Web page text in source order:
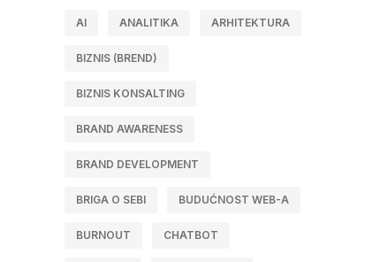
AI ANALITIKA ARHITEKTURA
BIZNIS (BREND)
BIZNIS KONSALTING
BRAND AWARENESS
BRAND DEVELOPMENT
BRIGA O SEBI BUDUĆNOST WEB-A
BURNOUT CHATBOT